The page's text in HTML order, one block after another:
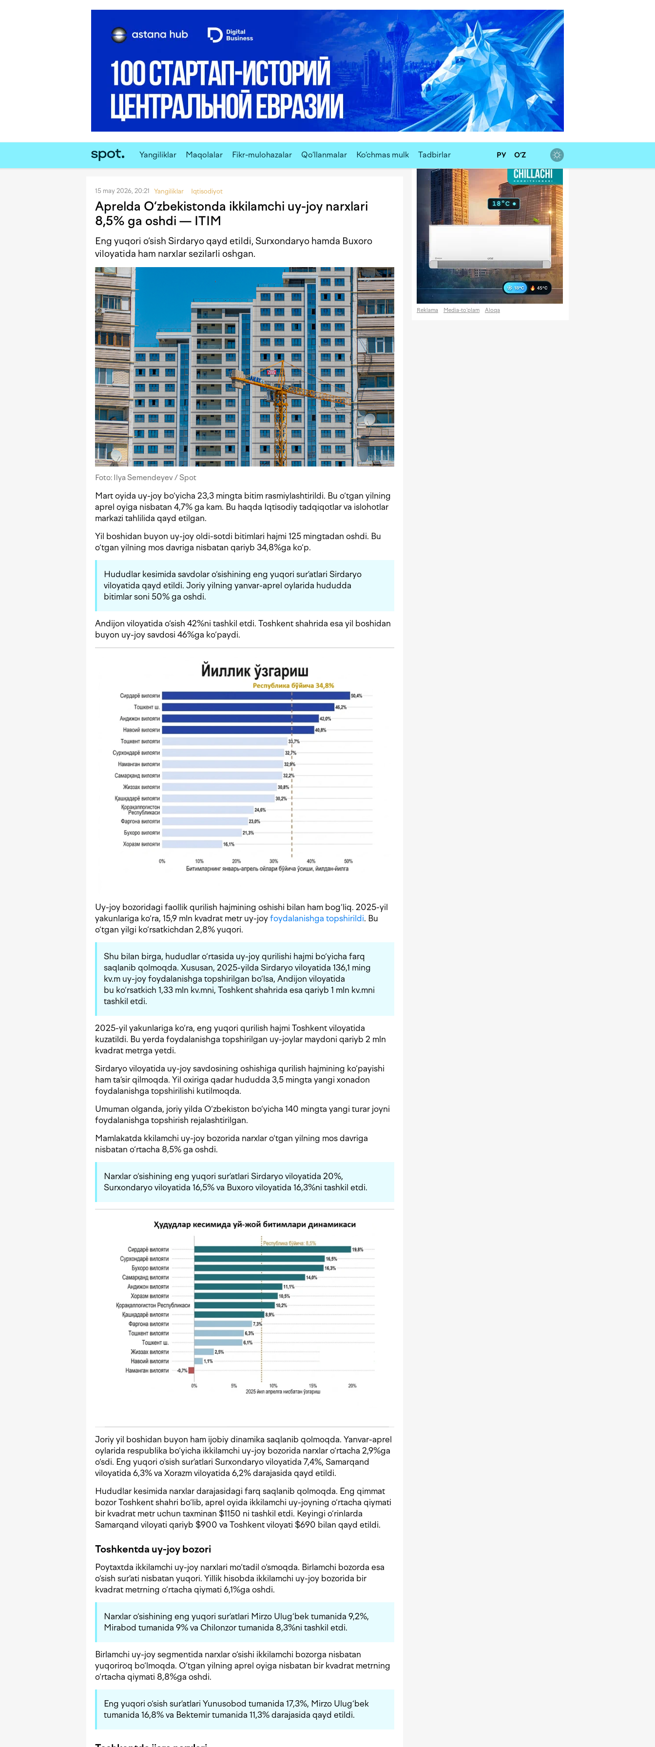
Yangiliklar Maqolalar Fikr-mulohazalar Qo‘llanmalar Ko‘chmas mulk Tadbirlar РУ O‘Z
15 may 2026, 20:21 Yangiliklar Iqtisodiyot
Aprelda O‘zbekistonda ikkilamchi uy-joy narxlari
8,5% ga oshdi — ITIM
Eng yuqori o‘sish Sirdaryo qayd etildi, Surxondaryo hamda Buxoro
viloyatida ham narxlar sezilarli oshgan.
Foto: Ilya Semendeyev / Spot
Mart oyida uy-joy bo‘yicha 23,3 mingta bitim rasmiylashtirildi. Bu o‘tgan yilning
aprel oyiga nisbatan 4,7% ga kam. Bu haqda Iqtisodiy tadqiqotlar va islohotlar
markazi tahlilida qayd etilgan.
Yil boshidan buyon uy-joy oldi-sotdi bitimlari hajmi 125 mingtadan oshdi. Bu
o‘tgan yilning mos davriga nisbatan qariyb 34,8%ga ko‘p.
Hududlar kesimida savdolar o‘sishining eng yuqori sur’atlari Sirdaryo
viloyatida qayd etildi. Joriy yilning yanvar-aprel oylarida hududda
bitimlar soni 50% ga oshdi.
Andijon viloyatida o‘sish 42%ni tashkil etdi. Toshkent shahrida esa yil boshidan
buyon uy-joy savdosi 46%ga ko‘paydi.
Uy-joy bozoridagi faollik qurilish hajmining oshishi bilan ham bog‘liq. 2025-yil
yakunlariga ko‘ra, 15,9 mln kvadrat metr uy-joy foydalanishga topshirildi. Bu
o‘tgan yilgi ko‘rsatkichdan 2,8% yuqori.
Shu bilan birga, hududlar o‘rtasida uy-joy qurilishi hajmi bo‘yicha farq
saqlanib qolmoqda. Xususan, 2025-yilda Sirdaryo viloyatida 136,1 ming
kv.m uy-joy foydalanishga topshirilgan bo‘lsa, Andijon viloyatida
bu ko‘rsatkich 1,33 mln kv.mni, Toshkent shahrida esa qariyb 1 mln kv.mni
tashkil etdi.
2025-yil yakunlariga ko‘ra, eng yuqori qurilish hajmi Toshkent viloyatida
kuzatildi. Bu yerda foydalanishga topshirilgan uy-joylar maydoni qariyb 2 mln
kvadrat metrga yetdi.
Sirdaryo viloyatida uy-joy savdosining oshishiga qurilish hajmining ko‘payishi
ham ta’sir qilmoqda. Yil oxiriga qadar hududda 3,5 mingta yangi xonadon
foydalanishga topshirilishi kutilmoqda.
Umuman olganda, joriy yilda O‘zbekiston bo‘yicha 140 mingta yangi turar joyni
foydalanishga topshirish rejalashtirilgan.
Mamlakatda kkilamchi uy-joy bozorida narxlar o‘tgan yilning mos davriga
nisbatan o‘rtacha 8,5% ga oshdi.
Narxlar o‘sishining eng yuqori sur’atlari Sirdaryo viloyatida 20%,
Surxondaryo viloyatida 16,5% va Buxoro viloyatida 16,3%ni tashkil etdi.
Joriy yil boshidan buyon ham ijobiy dinamika saqlanib qolmoqda. Yanvar-aprel
oylarida respublika bo‘yicha ikkilamchi uy-joy bozorida narxlar o‘rtacha 2,9%ga
o‘sdi. Eng yuqori o‘sish sur’atlari Surxondaryo viloyatida 7,4%, Samarqand
viloyatida 6,3% va Xorazm viloyatida 6,2% darajasida qayd etildi.
Hududlar kesimida narxlar darajasidagi farq saqlanib qolmoqda. Eng qimmat
bozor Toshkent shahri bo‘lib, aprel oyida ikkilamchi uy-joyning o‘rtacha qiymati
bir kvadrat metr uchun taxminan $1150 ni tashkil etdi. Keyingi o‘rinlarda
Samarqand viloyati qariyb $900 va Toshkent viloyati $690 bilan qayd etildi.
Toshkentda uy-joy bozori
Poytaxtda ikkilamchi uy-joy narxlari mo‘tadil o‘smoqda. Birlamchi bozorda esa
o‘sish sur’ati nisbatan yuqori. Yillik hisobda ikkilamchi uy-joy bozorida bir
kvadrat metrning o‘rtacha qiymati 6,1%ga oshdi.
Narxlar o‘sishining eng yuqori sur’atlari Mirzo Ulug‘bek tumanida 9,2%,
Mirabod tumanida 9% va Chilonzor tumanida 8,3%ni tashkil etdi.
Birlamchi uy-joy segmentida narxlar o‘sishi ikkilamchi bozorga nisbatan
yuqoriroq bo‘lmoqda. O‘tgan yilning aprel oyiga nisbatan bir kvadrat metrning
o‘rtacha qiymati 8,8%ga oshdi.
Eng yuqori o‘sish sur’atlari Yunusobod tumanida 17,3%, Mirzo Ulug‘bek
tumanida 16,8% va Bektemir tumanida 11,3% darajasida qayd etildi.
Valyutalar kursi
$ USD 11 886,72
- 55,49 so‘m
€ EUR
13 717,27
- 25,83 so‘m
₽ RUB
valyuta kurslarining grafigi
Reklama Media-to‘plam Aloqa